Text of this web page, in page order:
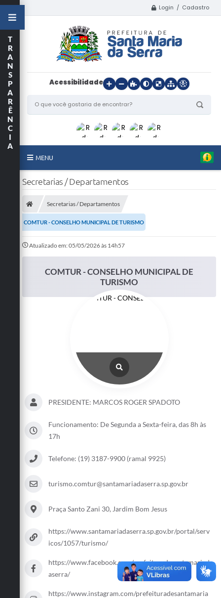
Login / Cadastro
Acessibilidade
MENU
Início
Cultura
Legislação
T
R
A
N
S
P
A
R
Ê
N
C
I
A
Secretarias / Departamentos
Secretarias / Departamentos
COMTUR - CONSELHO MUNICIPAL DE TURISMO
Atualizado em: 05/05/2026 às 14h57
COMTUR - CONSELHO MUNICIPAL DE
TURISMO
PRESIDENTE: MARCOS ROGER SPADOTO
Funcionamento: De Segunda a Sexta-feira, das 8h às
17h
Telefone: (19) 3187-9900 (ramal 9925)
turismo.comtur@santamariadaserra.sp.gov.br
Praça Santo Zani 30, Jardim Bom Jesus
https://www.santamariadaserra.sp.gov.br/portal/serv
icos/1057/turismo/
https://www.facebook.com/prefeituradesantamariad
aserra/
https://www.instagram.com/prefeituradesantamaria